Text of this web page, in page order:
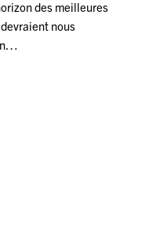
des meilleures
nous